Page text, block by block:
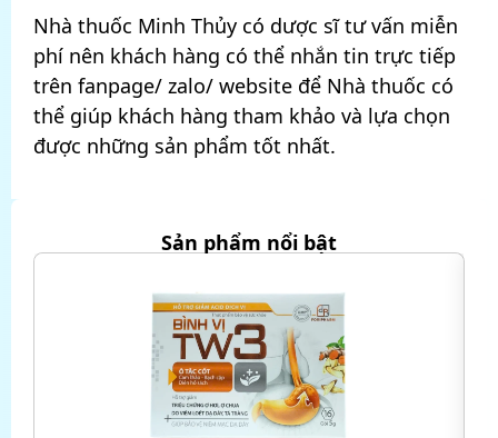
Nhà thuốc Minh Thủy có dược sĩ tư vấn miễn
phí nên khách hàng có thể nhắn tin trực tiếp
trên fanpage/ zalo/ website để Nhà thuốc có
thể giúp khách hàng tham khảo và lựa chọn
được những sản phẩm tốt nhất.
Sản phẩm nổi bật